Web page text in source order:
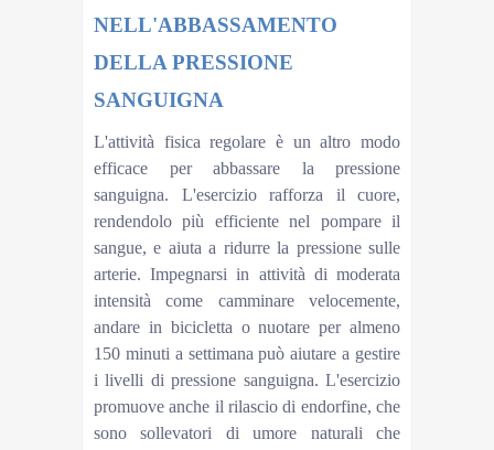
NELL'ABBASSAMENTO
DELLA PRESSIONE
SANGUIGNA
L'attività fisica regolare è un altro modo
efficace per abbassare la pressione
sanguigna. L'esercizio rafforza il cuore,
rendendolo più efficiente nel pompare il
sangue, e aiuta a ridurre la pressione sulle
arterie. Impegnarsi in attività di moderata
intensità come camminare velocemente,
andare in bicicletta o nuotare per almeno
150 minuti a settimana può aiutare a gestire
i livelli di pressione sanguigna. L'esercizio
promuove anche il rilascio di endorfine, che
sono sollevatori di umore naturali che